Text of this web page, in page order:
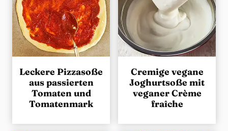
Leckere Pizzasoße
aus passierten
Tomaten und
Tomatenmark
Cremige vegane
Joghurtsoße mit
veganer Crème
fraîche